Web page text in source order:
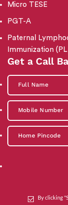
Micro TESE
PGT-A
Paternal
Immunization
Get a Call
By clicking